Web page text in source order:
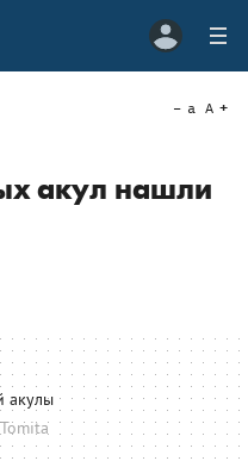
a A
акул нашли
акулы